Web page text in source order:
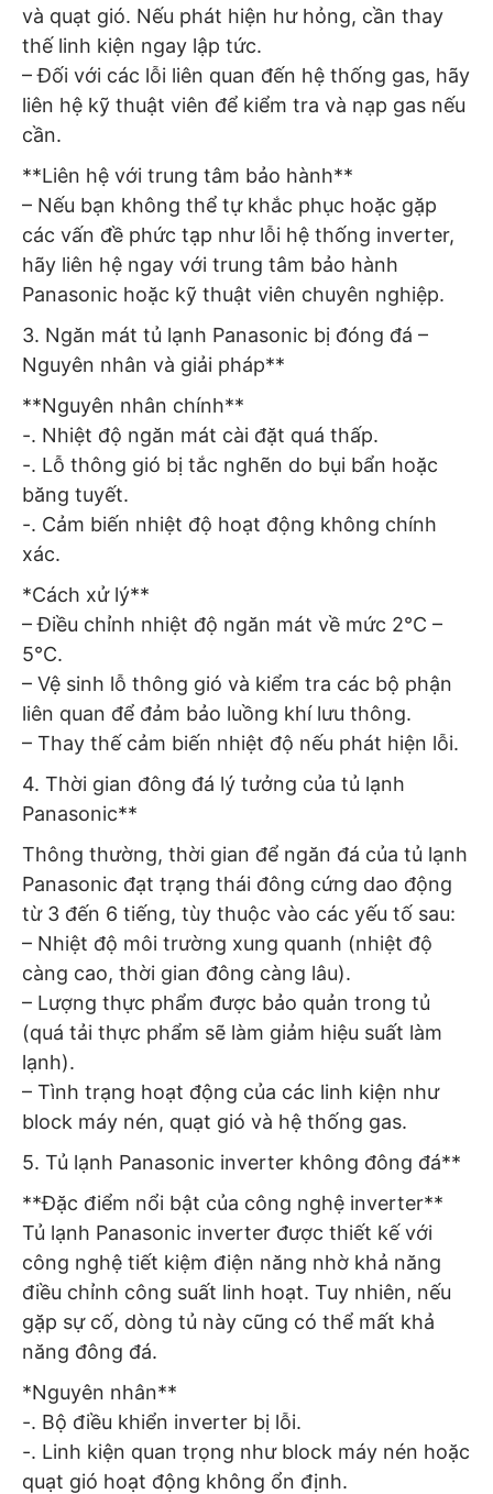
và quạt gió. Nếu phát hiện hư hỏng, cần thay
thế linh kiện ngay lập tức.
– Đối với các lỗi liên quan đến hệ thống gas, hãy
liên hệ kỹ thuật viên để kiểm tra và nạp gas nếu
cần.
**Liên hệ với trung tâm bảo hành**
– Nếu bạn không thể tự khắc phục hoặc gặp
các vấn đề phức tạp như lỗi hệ thống inverter,
hãy liên hệ ngay với trung tâm bảo hành
Panasonic hoặc kỹ thuật viên chuyên nghiệp.
3. Ngăn mát tủ lạnh Panasonic bị đóng đá –
Nguyên nhân và giải pháp**
**Nguyên nhân chính**
-. Nhiệt độ ngăn mát cài đặt quá thấp.
-. Lỗ thông gió bị tắc nghẽn do bụi bẩn hoặc
băng tuyết.
-. Cảm biến nhiệt độ hoạt động không chính
xác.
*Cách xử lý**
– Điều chỉnh nhiệt độ ngăn mát về mức 2°C –
5°C.
– Vệ sinh lỗ thông gió và kiểm tra các bộ phận
liên quan để đảm bảo luồng khí lưu thông.
– Thay thế cảm biến nhiệt độ nếu phát hiện lỗi.
4. Thời gian đông đá lý tưởng của tủ lạnh
Panasonic**
Thông thường, thời gian để ngăn đá của tủ lạnh
Panasonic đạt trạng thái đông cứng dao động
từ 3 đến 6 tiếng, tùy thuộc vào các yếu tố sau:
– Nhiệt độ môi trường xung quanh (nhiệt độ
càng cao, thời gian đông càng lâu).
– Lượng thực phẩm được bảo quản trong tủ
(quá tải thực phẩm sẽ làm giảm hiệu suất làm
lạnh).
– Tình trạng hoạt động của các linh kiện như
block máy nén, quạt gió và hệ thống gas.
5. Tủ lạnh Panasonic inverter không đông đá**
**Đặc điểm nổi bật của công nghệ inverter**
Tủ lạnh Panasonic inverter được thiết kế với
công nghệ tiết kiệm điện năng nhờ khả năng
điều chỉnh công suất linh hoạt. Tuy nhiên, nếu
gặp sự cố, dòng tủ này cũng có thể mất khả
năng đông đá.
*Nguyên nhân**
-. Bộ điều khiển inverter bị lỗi.
-. Linh kiện quan trọng như block máy nén hoặc
quạt gió hoạt động không ổn định.